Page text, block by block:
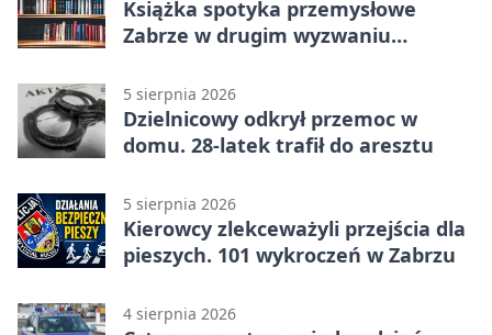
Książka spotyka przemysłowe
Zabrze w drugim wyzwaniu
5 sierpnia 2026
Dzielnicowy odkrył przemoc w
domu. 28-latek trafił do aresztu
5 sierpnia 2026
Kierowcy zlekceważyli przejścia dla
pieszych. 101 wykroczeń w Zabrzu
4 sierpnia 2026